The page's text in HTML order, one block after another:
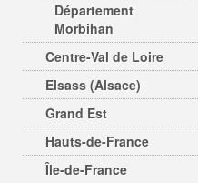
Département
Morbihan
Centre-Val de Loire
Elsass (Alsace)
Grand Est
Hauts-de-France
Île-de-France